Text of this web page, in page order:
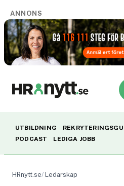
ANNONS
UTBILDNING
PODCAST
LEDIGA JOBB
HRnytt.se Ledarskap